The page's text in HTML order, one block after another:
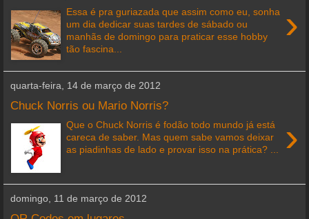
›
Essa é pra guriazada que assim como eu, sonha
um dia dedicar suas tardes de sábado ou
manhãs de domingo para praticar esse hobby
tão fascina...
quarta-feira, 14 de março de 2012
Chuck Norris ou Mario Norris?
›
Que o Chuck Norris é fodão todo mundo já está
careca de saber. Mas quem sabe vamos deixar
as piadinhas de lado e provar isso na prática? ...
domingo, 11 de março de 2012